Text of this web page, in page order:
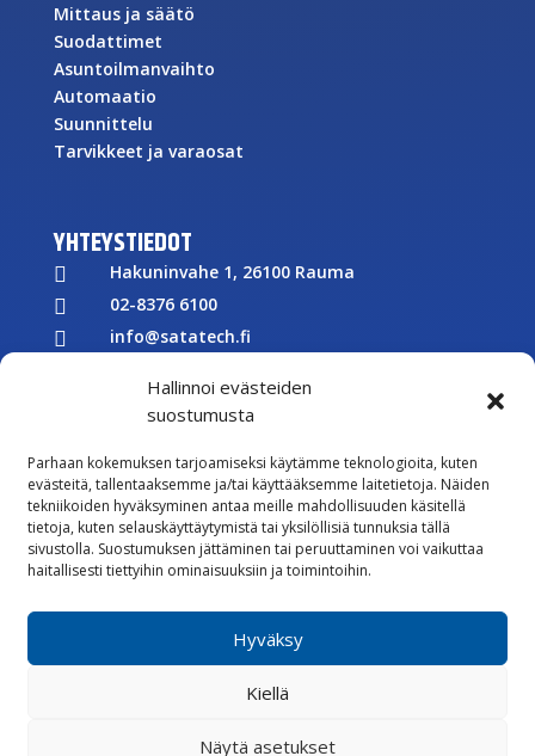
Hallinnoi evästeiden
suostumusta
Parhaan kokemuksen tarjoamiseksi käytämme teknologioita, kuten
evästeitä, tallentaaksemme ja/tai käyttääksemme laitetietoja. Näiden
tekniikoiden hyväksyminen antaa meille mahdollisuuden käsitellä
tietoja, kuten selauskäyttäytymistä tai yksilöllisiä tunnuksia tällä
sivustolla. Suostumuksen jättäminen tai peruuttaminen voi vaikuttaa
haitallisesti tiettyihin ominaisuuksiin ja toimintoihin.
Hyväksy
Kiellä
Näytä asetukset
Mittaus ja säätö
Suodattimet
Asuntoilmanvaihto
Automaatio
Suunnittelu
Tarvikkeet ja varaosat
YHTEYSTIEDOT
 Hakuninvahe 1, 26100 Rauma
 02-8376 6100
 info@satatech.fi
Y-tunnus: 2575266-3
 Töihin meille
 Lähetä meille palautetta
 Seuraa meitä Facebookissa
Vastuullisuus